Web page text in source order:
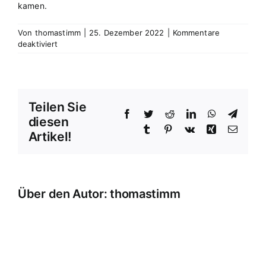
kamen.
Von thomastimm 25. Dezember 2022
Kommentare
deaktiviert
Teilen Sie
diesen
Artikel!
Facebook
TwitterRedditLinkedInWhatsApp
Tumblr Pinterest
Vk Xing E-
Über den Autor:thomastimm